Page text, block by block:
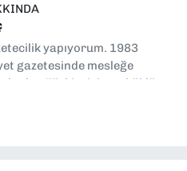
yapıyorum. 1983
gazetesinde mesleğe
Türkiye’nin en köklü
müdür yardımcısı ve spor
görev yaptım. Ayrıca Yeni